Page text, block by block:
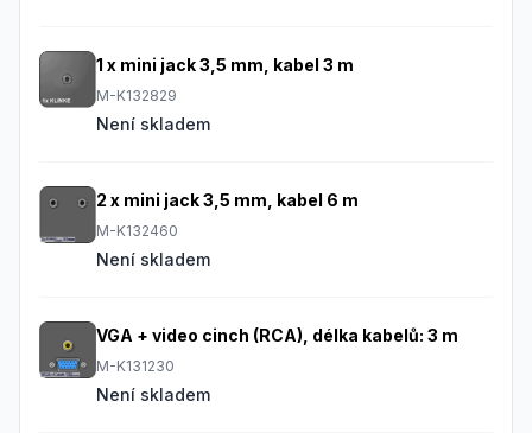
1 x mini jack 3,5 mm, kabel 3 m
M-K132829
Není skladem
2 x mini jack 3,5 mm, kabel 6 m
M-K132460
Není skladem
VGA + video cinch (RCA), délka kabelů: 3 m
M-K131230
Není skladem